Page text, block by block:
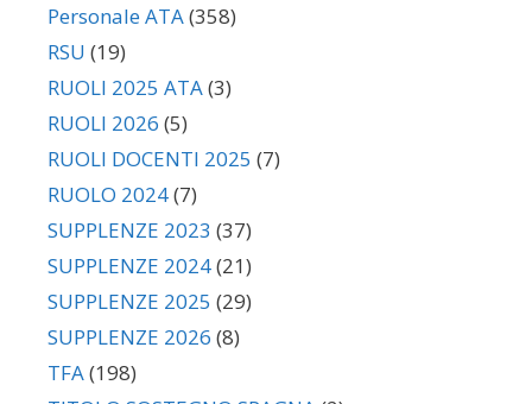
Personale ATA(358)
RSU (19)
RUOLI 2025 ATA(3)
RUOLI 2026 (5)
RUOLI DOCENTI 2025 (7)
RUOLO 2024(7)
SUPPLENZE 2023 (37)
SUPPLENZE 2024(21)
SUPPLENZE 2025 (29)
SUPPLENZE 2026 (8)
TFA(198)